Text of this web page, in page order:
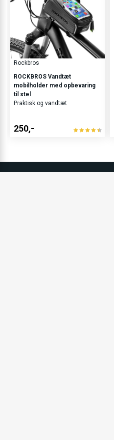
Rockbros
ROCKBROS Vandtæt
mobilholder med opbevaring
til stel
Praktisk og vandtæt
250,-